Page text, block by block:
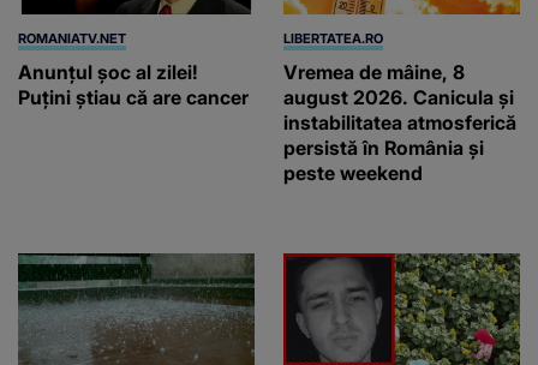
ROMANIATV.NET
Anunţul şoc al zilei!
Puţini ştiau că are cancer
LIBERTATEA.RO
Vremea de mâine, 8
august 2026. Canicula și
instabilitatea atmosferică
persistă în România și
peste weekend